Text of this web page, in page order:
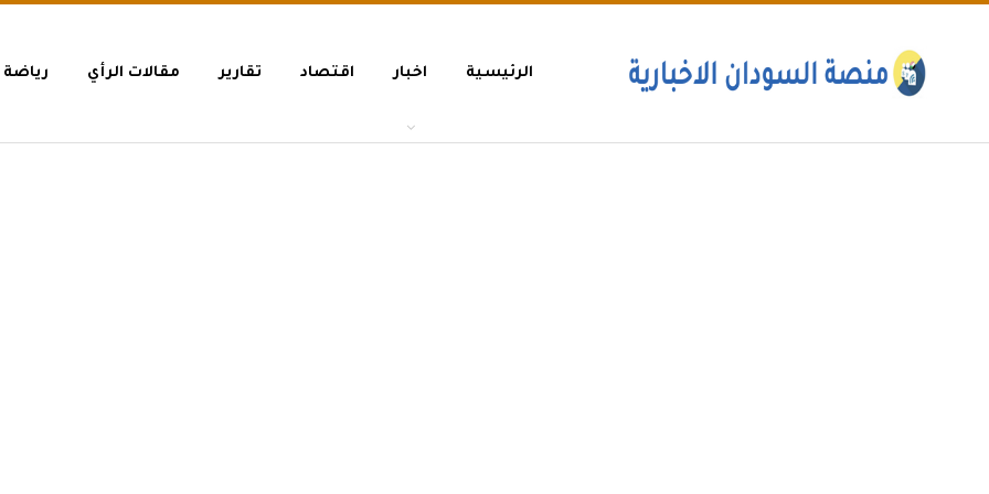
الرئيسية اخبار اقتصاد تقارير مقالات الرأي رياضة